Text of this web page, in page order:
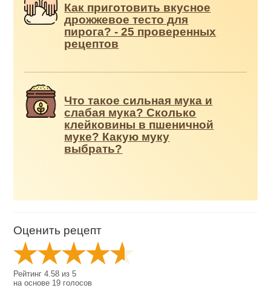
Как приготовить вкусное
дрожжевое тесто для
пирога? - 25 проверенных
рецептов
Что такое сильная мука и
слабая мука? Сколько
клейковины в пшеничной
муке? Какую муку
выбрать?
Оценить рецепт
Рейтинг4.58 из5
на основе 19 голосов